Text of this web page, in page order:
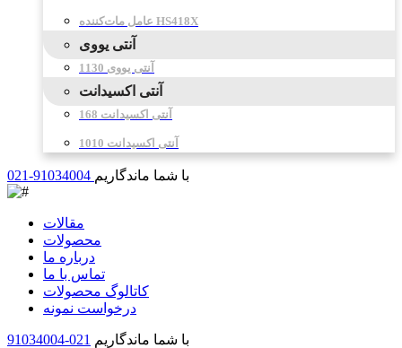
عامل مات‌کننده HS418X
آنتی یووی
آنتی یووی 1130
آنتی اکسیدانت
آنتی اکسیدانت 168
آنتی اکسیدانت 1010
021-91034004 با شما ماندگاریم
مقالات
محصولات
درباره ما
تماس با ما
کاتالوگ محصولات
درخواست نمونه
با شما ماندگاریم 021-91034004